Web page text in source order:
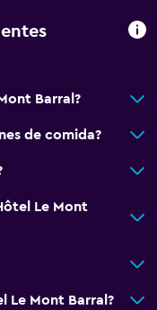
Barral?
de comida?
Le Mont
Le Mont Barral?